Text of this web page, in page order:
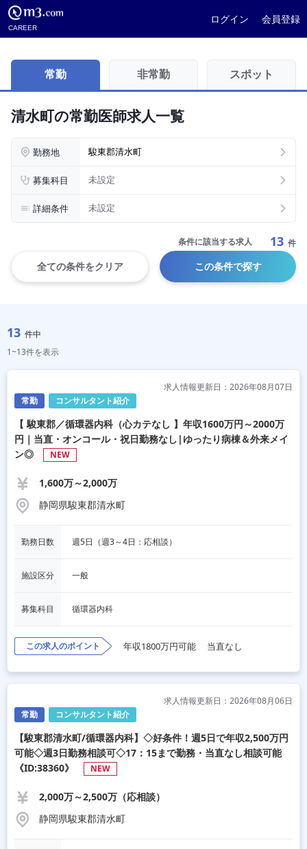
CAREER
ログイン 会員登録
常勤 非常勤 スポット
清水町の常勤医師求人一覧
勤務地 駿東郡清水町
募集科目 未設定
詳細条件 未設定
条件に該当する求人 13 件
全ての条件をクリア この条件で探す
13 件中
1~13件を表示
常勤 コンサルタント紹介
求人情報更新日：2026年08月07日
【 駿東郡／循環器内科（心カテなし 】年収1600万円～2000万
円｜当直・オンコール・祝日勤務なし|ゆったり病棟＆外来メイ
ン◎
NEW
1,600万～2,000万
静岡県駿東郡清水町
勤務日数 週5日（週3～4日：応相談）
施設区分 一般
募集科目 循環器内科
この求人のポイント 年収1800万円可能 当直なし
常勤 コンサルタント紹介
求人情報更新日：2026年08月06日
【駿東郡清水町/循環器内科】◇好条件！週5日で年収2,500万円
可能◇週3日勤務相談可◇17：15まで勤務・当直なし相談可能
《ID:38360》
NEW
2,000万～2,500万（応相談）
静岡県駿東郡清水町